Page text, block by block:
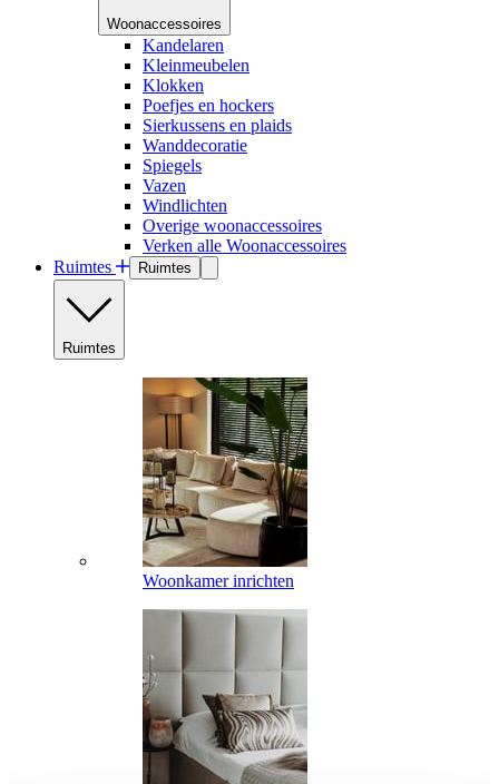
Woonaccessoires
Kandelaren
Kleinmeubelen
Klokken
Poefjes en hockers
Sierkussens en plaids
Wanddecoratie
Spiegels
Vazen
Windlichten
Overige woonaccessoires
Verken alle Woonaccessoires
Ruimtes
Ruimtes
Ruimtes
Woonkamer inrichten